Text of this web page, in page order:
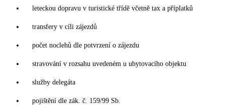
leteckou dopravu v turistické třídě včetně tax a příplatků
transfery v cíli zájezdů
počet noclehů dle potvrzení o zájezdu
stravování v rozsahu uvedeném u ubytovacího objektu
služby delegáta
pojištění dle zák. č. 159/99 Sb.